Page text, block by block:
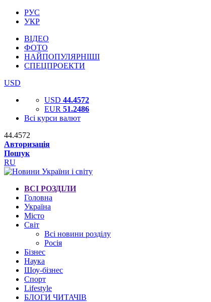
РУС
УКР
ВІДЕО
ФОТО
НАЙПОПУЛЯРНІШІ
СПЕЦПРОЕКТИ
USD
USD 44.4572
EUR 51.2486
Всі курси валют
44.4572
Авторизація
Пошук
RU
ВСІ РОЗДІЛИ
Головна
Україна
Місто
Світ
Всі новини розділу
Росія
Бізнес
Наука
Шоу-бізнес
Спорт
Lifestyle
БЛОГИ ЧИТАЧІВ